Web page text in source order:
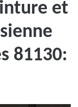
et
81130: